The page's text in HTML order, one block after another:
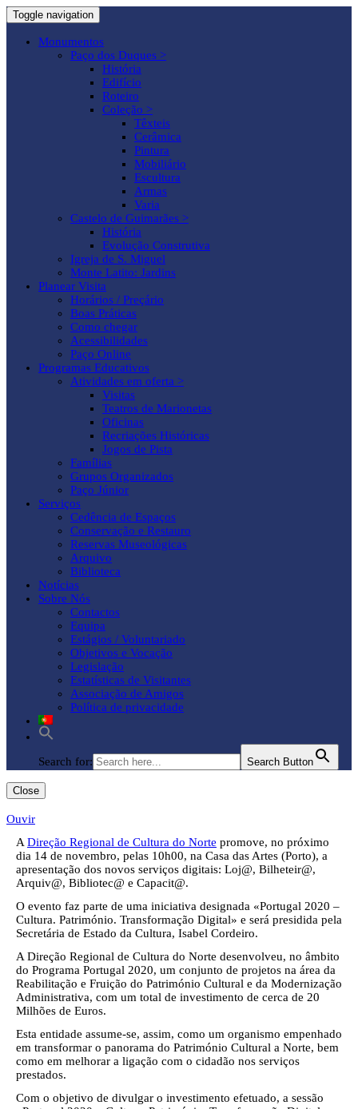
Toggle navigation
Monumentos
Paço dos Duques >
História
Edifício
Roteiro
Coleção >
Têxteis
Cerâmica
Pintura
Mobiliário
Escultura
Armas
Varia
Castelo de Guimarães >
História
Evolução Construtiva
Igreja de S. Miguel
Monte Latito: Jardins
Planear Visita
Horários / Preçário
Boas Práticas
Como chegar
Acessibilidades
Paço Online
Programas Educativos
Atividades em oferta >
Visitas
Teatros de Marionetas
Oficinas
Recriações Históricas
Jogos de Pista
Famílias
Grupos Organizados
Paço Júnior
Serviços
Cedência de Espaços
Conservação e Restauro
Reservas Museológicas
Arquivo
Biblioteca
Notícias
Sobre Nós
Contactos
Equipa
Estágios / Voluntariado
Objetivos e Vocação
Legislação
Estatísticas de Visitantes
Associação de Amigos
Política de privacidade
Search for: Search Button
Close
Ouvir
A Direção Regional de Cultura do Norte promove, no próximo
dia 14 de novembro, pelas 10h00, na Casa das Artes (Porto), a
apresentação dos novos serviços digitais: Loj@, Bilheteir@,
Arquiv@, Bibliotec@ e Capacit@.
O evento faz parte de uma iniciativa designada «Portugal 2020 –
Cultura. Património. Transformação Digital» e será presidida pela
Secretária de Estado da Cultura, Isabel Cordeiro.
A Direção Regional de Cultura do Norte desenvolveu, no âmbito
do Programa Portugal 2020, um conjunto de projetos na área da
Reabilitação e Fruição do Património Cultural e da Modernização
Administrativa, com um total de investimento de cerca de 20
Milhões de Euros.
Esta entidade assume-se, assim, como um organismo empenhado
em transformar o panorama do Património Cultural a Norte, bem
como em melhorar a ligação com o cidadão nos serviços
prestados.
Com o objetivo de divulgar o investimento efetuado, a sessão